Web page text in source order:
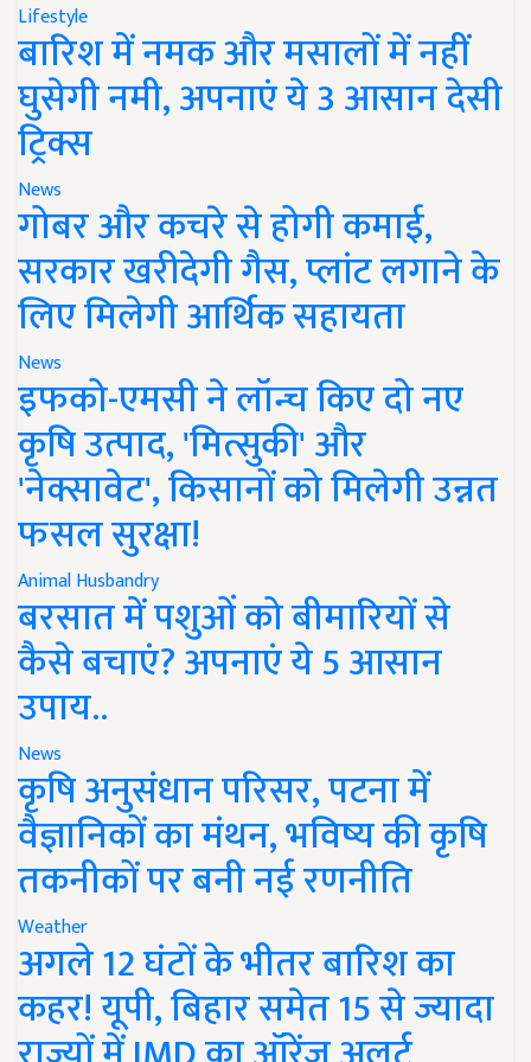
Lifestyle
बारिश में नमक और मसालों में नहीं
घुसेगी नमी, अपनाएं ये 3 आसान देसी
ट्रिक्स
News
गोबर और कचरे से होगी कमाई,
सरकार खरीदेगी गैस, प्लांट लगाने के
लिए मिलेगी आर्थिक सहायता
News
इफको-एमसी ने लॉन्च किए दो नए
कृषि उत्पाद, 'मित्सुकी' और
'नेक्सावेट', किसानों को मिलेगी उन्नत
फसल सुरक्षा!
Animal Husbandry
बरसात में पशुओं को बीमारियों से
कैसे बचाएं? अपनाएं ये 5 आसान
उपाय..
News
कृषि अनुसंधान परिसर, पटना में
वैज्ञानिकों का मंथन, भविष्य की कृषि
तकनीकों पर बनी नई रणनीति
Weather
अगले 12 घंटों के भीतर बारिश का
कहर! यूपी, बिहार समेत 15 से ज्यादा